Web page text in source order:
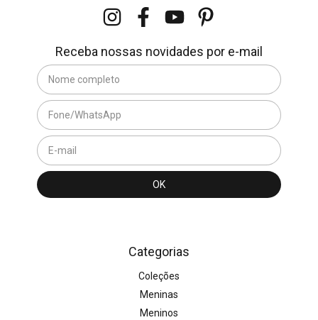
Receba nossas novidades por e-mail
Categorias
Coleções
Meninas
Meninos